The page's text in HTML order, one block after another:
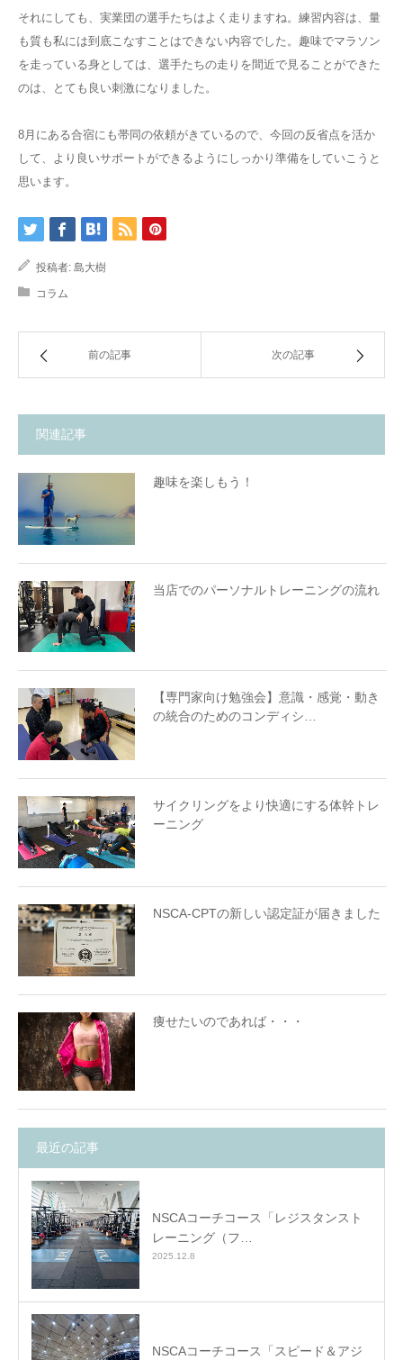
それにしても、実業団の選手たちはよく走りますね。練習内容は、量
も質も私には到底こなすことはできない内容でした。趣味でマラソン
を走っている身としては、選手たちの走りを間近で見ることができた
のは、とても良い刺激になりました。
8月にある合宿にも帯同の依頼がきているので、今回の反省点を活か
して、より良いサポートができるようにしっかり準備をしていこうと
思います。
投稿者: 島大樹
コラム
前の記事 次の記事
関連記事
趣味を楽しもう！
当店でのパーソナルトレーニングの流れ
【専門家向け勉強会】意識・感覚・動き
の統合のためのコンディシ…
サイクリングをより快適にする体幹トレ
ーニング
NSCA-CPTの新しい認定証が届きました
痩せたいのであれば・・・
最近の記事
NSCAコーチコース「レジスタンスト
レーニング（フ…
2025.12.8
NSCAコーチコース「スピード＆アジ